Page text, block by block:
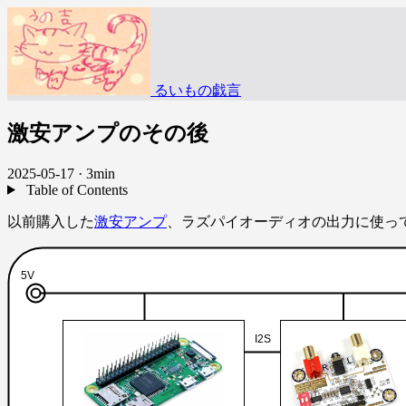
るいもの戯言
激安アンプのその後
2025-05-17 · 3min
Table of Contents
以前購入した激安アンプ、ラズパイオーディオの出力に使っ